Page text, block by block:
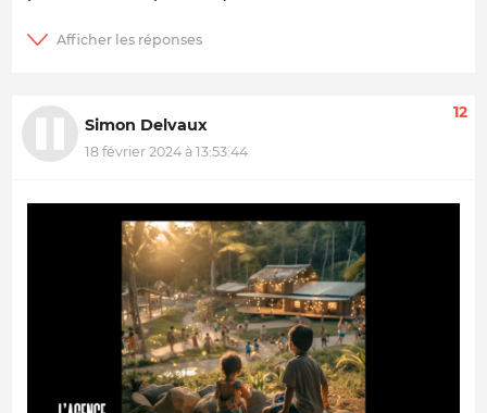
Simon Delvaux
18 février 2024 à 13:53:44
12